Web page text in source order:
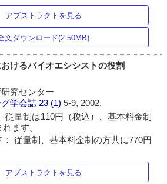
アブストラクトを見る
文ダウンロード(2.50MB)
けるバイオエシシストの役割
究センター
学会誌 23 (1)5-9, 2002.
従量制は110円（税込）、基本料金制
ます。
従量制、基本料金制の方共に770円
アブストラクトを見る